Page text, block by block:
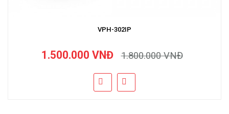
VPH-302IP
1.500.000 VNĐ 1.800.000 VNĐ